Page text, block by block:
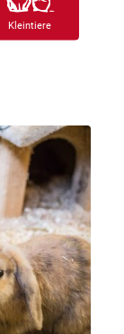
Kleintiere